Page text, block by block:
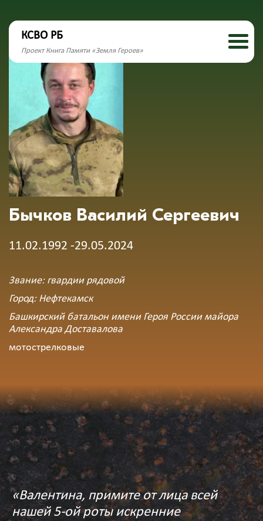
КСВО РБ
Проект Книга Памяти «Земля Героев»
Бычков Василий Сергеевич
11.02.1992 -29.05.2024
Звание: гвардии рядовой
Город: Нефтекамск
Башкирский батальон имени Героя России майора
Александра Доставалова
мотострелковые
«Валентина, примите от лица всей
нашей 5-ой роты искренние